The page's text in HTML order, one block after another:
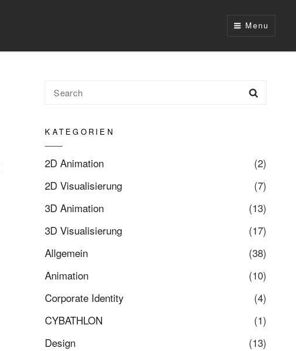
Menu
Search
KATEGORIEN
2D Animation
(2)
2D Visualisierung
(7)
3D Animation
(13)
3D Visualisierung
(17)
Allgemein
(38)
Animation
(10)
Corporate Identity
(4)
CYBATHLON
(1)
Design
(13)